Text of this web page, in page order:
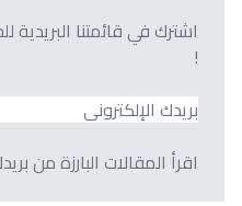
اشترك في قائمتنا البريدية
!
اقرأ المقالات البارزة من